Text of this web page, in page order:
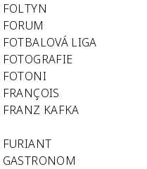
FOLTYN
FORUM
FOTBALOVÁ LIGA
FOTOGRAFIE
FOTONI
FRANÇOIS
FRANZ KAFKA
FURIANT
GASTRONOM